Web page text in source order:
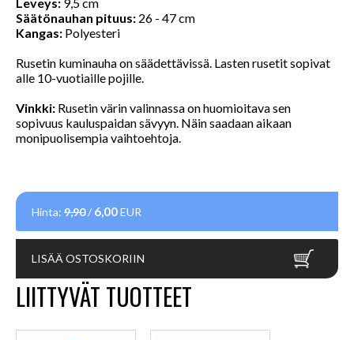
Säätönauhan pituus: 26 - 47 cm
Kangas: Polyesteri
Rusetin kuminauha on säädettävissä. Lasten rusetit sopivat
alle 10-vuotiaille pojille.
Vinkki: Rusetin värin valinnassa on huomioitava sen
sopivuus kauluspaidan sävyyn. Näin saadaan aikaan
monipuolisempia vaihtoehtoja.
Hinta: 9,90/ 6,00EUR
LISÄÄ OSTOSKORIIN
LIITTYVÄT TUOTTEET